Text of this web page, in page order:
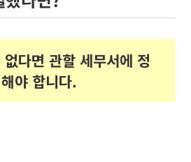
다면 관할 세무서에 정
야 합니다.